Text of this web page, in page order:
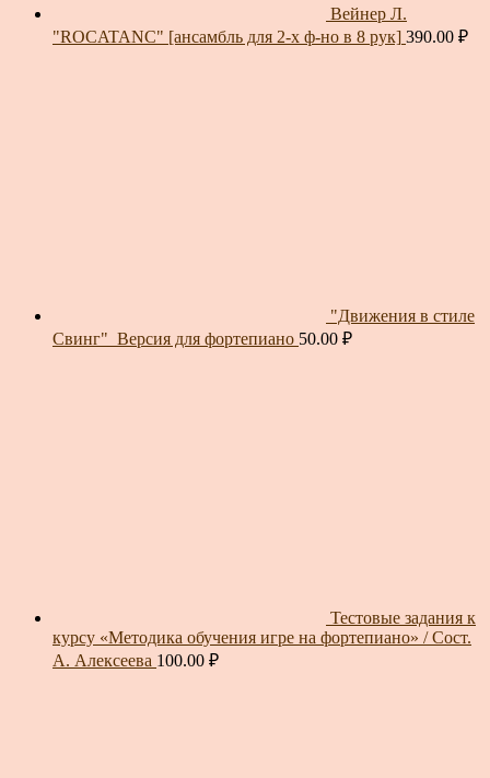
Вейнер Л.
"ROCATANC" [ансамбль для 2-х ф-но в 8 рук] 390.00 ₽
"Движения в стиле
Свинг"_Версия для фортепиано 50.00 ₽
Тестовые задания к
курсу «Методика обучения игре на фортепиано» / Сост.
А. Алексеева 100.00 ₽